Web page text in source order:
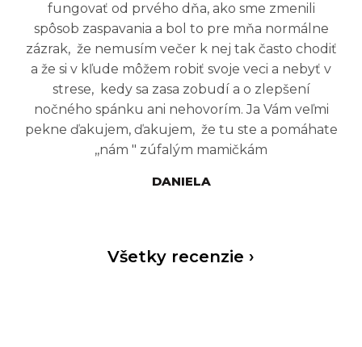
fungovať od prvého dňa, ako sme zmenili
spôsob zaspavania a bol to pre mňa normálne
zázrak, že nemusím večer k nej tak často chodiť
a že si v kľude môžem robiť svoje veci a nebyť v
strese, kedy sa zasa zobudí a o zlepšení
nočného spánku ani nehovorím. Ja Vám veľmi
pekne ďakujem, ďakujem, že tu ste a pomáhate
,,nám " zúfalým mamičkám
DANIELA
Všetky recenzie ›